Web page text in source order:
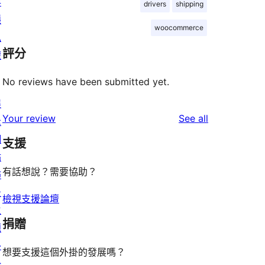
drivers shipping
woocommerce
評分
No reviews have been submitted yet.
Your review See all
支援
有話想說？需要協助？
檢視支援論壇
捐贈
想要支援這個外掛的發展嗎？